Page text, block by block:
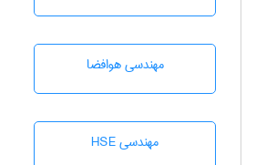
مهندسی هوافضا
مهندسی HSE